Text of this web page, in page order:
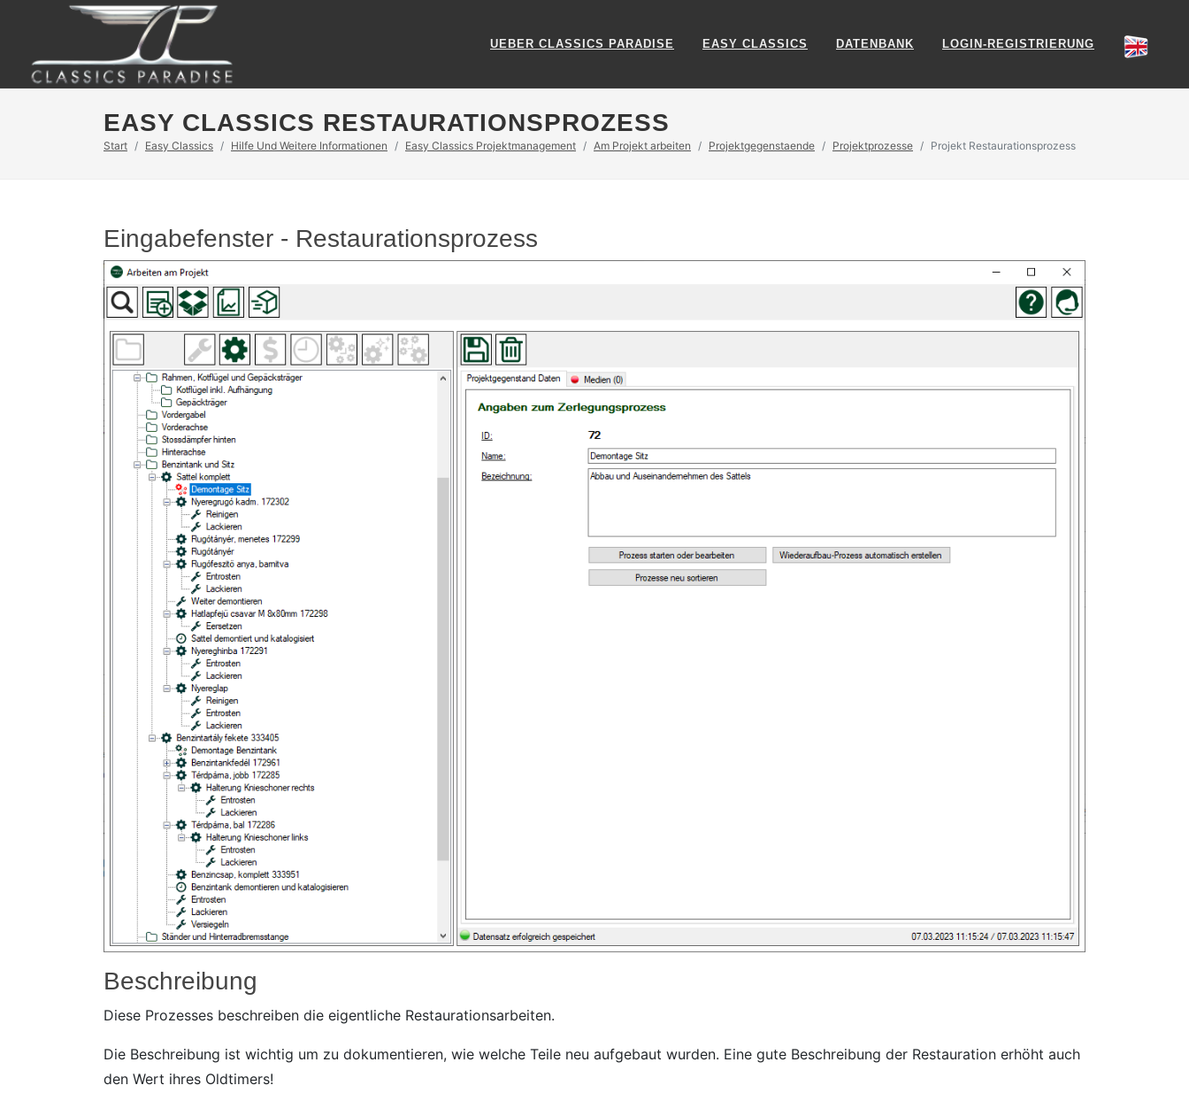
UEBER CLASSICS PARADISE EASY CLASSICS DATENBANK LOGIN-REGISTRIERUNG
EASY CLASSICS RESTAURATIONSPROZESS
Start Easy Classics Hilfe Und Weitere Informationen Easy Classics Projektmanagement Am Projekt arbeiten Projektgegenstaende Projektprozesse Projekt Restaurationsprozess
Eingabefenster - Restaurationsprozess
Beschreibung
Diese Prozesses beschreiben die eigentliche Restaurationsarbeiten.
Die Beschreibung ist wichtig um zu dokumentieren, wie welche Teile neu aufgebaut wurden. Eine gute Beschreibung der Restauration erhöht auch
den Wert ihres Oldtimers!